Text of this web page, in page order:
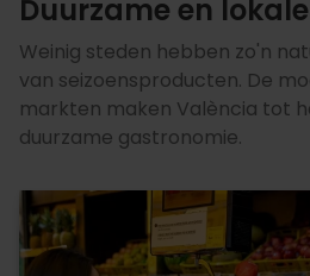
Duurzame en
Weinig steden hebben zo'n
van seizoensproducten. De
markten maken València tot
duurzame gastronomie.